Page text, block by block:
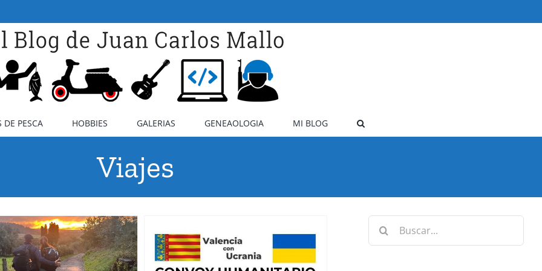
DE PESCA HOBBIES GALERIAS GENEAOLOGIA MI BLOG
Viajes
Buscar: